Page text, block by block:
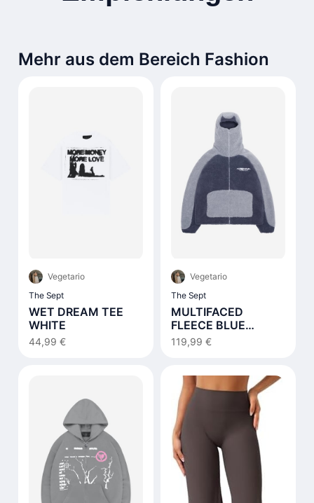
Mehr aus dem Bereich Fashion
Vegetario
The Sept
WET DREAM TEE
WHITE
44,99 €
Vegetario
The Sept
MULTIFACED
FLEECE BLUE
NOTES
119,99 €